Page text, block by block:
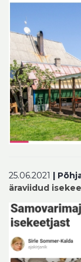
25.06.2021 |
äraviidud